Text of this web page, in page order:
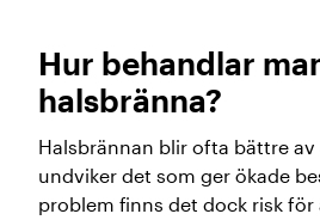
Hur behandlar
halsbränna?
Halsbrännan blir ofta bättre av
undviker det som ger ökade
problem finns det dock risk för